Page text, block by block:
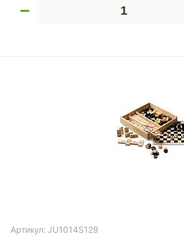
Артикул: JU1014S129